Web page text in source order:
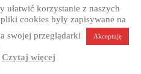
Studio Reklamy 2026
graficzne. Obsługa firm z
i całej Polski.
korzystanie z naszych
cookies były zapisywane na
swojej przeglądarki
Akceptuję
Czytaj więcej